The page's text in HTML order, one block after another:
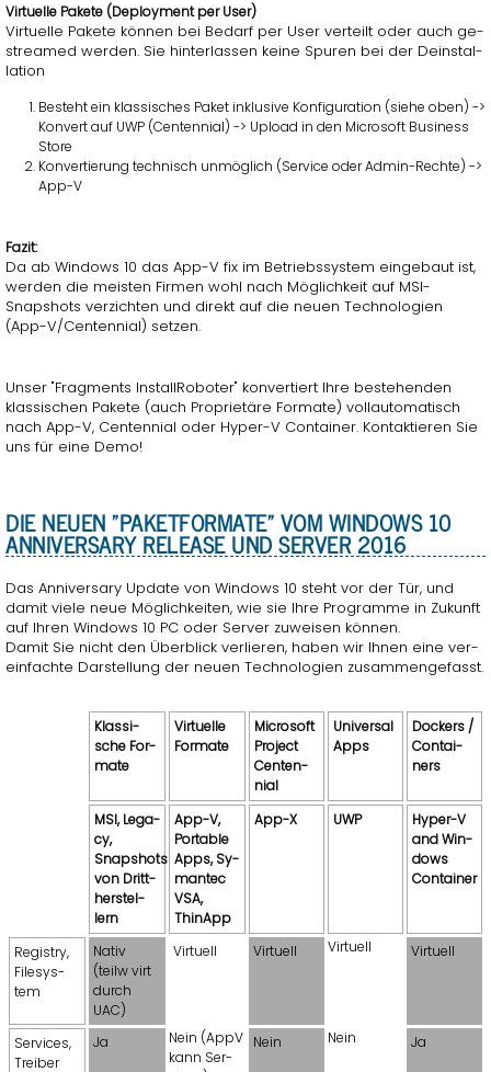
Vir­tu­el­le Pa­ke­te (De­ploy­ment per User)
Vir­tu­el­le Pa­ke­te kön­nen bei Be­darf per User ver­teilt oder auch ge­
strea­med wer­den. Sie hin­ter­las­sen keine Spu­ren bei der De­instal­
la­ti­on
Be­steht ein klas­si­sches Paket in­klu­si­ve Kon­fi­gu­ra­ti­on (siehe oben) ->
Kon­vert auf UWP (Cen­ten­ni­al) -> Upload in den Mi­cro­soft Busi­ness
Store
Kon­ver­tie­rung tech­nisch un­mög­lich (Ser­vice oder Admin-Rech­te) ->
App-V
Fazit:
Da ab Win­dows 10 das App-V fix im Be­triebs­sys­tem ein­ge­baut ist,
wer­den die meis­ten Fir­men wohl nach Mög­lich­keit auf MSI-
Snapshots ver­zich­ten und di­rekt auf die neuen Tech­no­lo­gi­en
(App-V/Cen­ten­ni­al) set­zen.
Unser "Frag­ments In­stall­Ro­bo­ter" kon­ver­tiert Ihre be­stehen­den
klas­si­schen Pa­ke­te (auch Pro­prie­tä­re For­ma­te) voll­au­to­ma­tisch
nach App-V, Cen­ten­ni­al oder Hyper-V Con­tai­ner. Kon­tak­tie­ren Sie
uns für eine Demo!
DIE NEUEN "PA­KET­FOR­MA­TE" VOM WIN­DOWS 10
AN­NI­VERS­A­RY RE­LEASE UND SER­VER 2016
Das An­ni­vers­a­ry Up­date von Win­dows 10 steht vor der Tür, und
damit viele neue Mög­lich­kei­ten, wie sie Ihre Pro­gram­me in Zu­kunft
auf Ihren Win­dows 10 PC oder Ser­ver zu­wei­sen kön­nen.
Damit Sie nicht den Über­blick ver­lie­ren, haben wir Ihnen eine ver­
ein­fach­te Dar­stel­lung der neuen Tech­no­lo­gi­en zu­sam­men­ge­fasst.
Klas­si­
sche For­
ma­te
Vir­tu­el­le
For­ma­te
Mi­cro­soft
Pro­ject
Cen­ten­
ni­al
Uni­ver­sal
Apps
Do­ckers /
Con­tai­
ners
MSI, Le­ga­
cy,
Snapshots
von Dritt­
her­stel­
lern
App-V,
Por­ta­ble
Apps, Sy­
man­tec
VSA,
ThinApp
App-X UWP
Hyper-V
and Win­
dows
Con­tai­ner
Re­gis­try,
File­sys­
tem
Nativ
(teilw virt
durch
UAC)
Vir­tu­ell Vir­tu­ell Vir­tu­ell Vir­tu­ell
Ser­vices,
Trei­ber
Ja
Nein (AppV
kann Ser­
Nein Nein Ja